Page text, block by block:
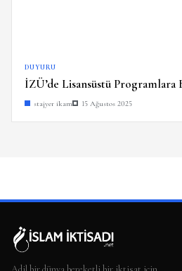
DUYURU
İZÜ’de Lisansüstü Programlara
stajyer ikam 15 Ağustos 2025